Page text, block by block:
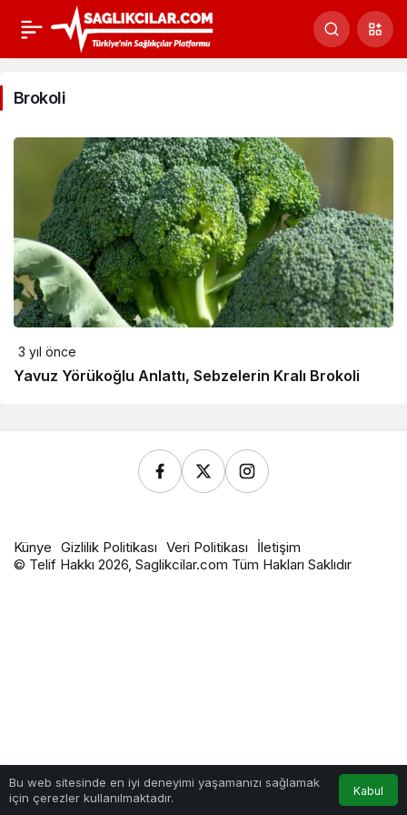
Brokoli
3 yıl önce
Yavuz Yörükoğlu Anlattı, Sebzelerin Kralı Brokoli
Bu web sitesinde en iyi deneyimi yaşamanızı sağlamak
için çerezler kullanılmaktadır.
Kabul
Künye Gizlilik Politikası Veri Politikası
İletişim
© Telif Hakkı 2026, Saglikcilar.com Tüm Hakları Saklıdır